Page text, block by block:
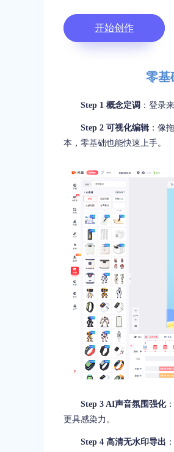
开始创作
零基
Step 1 概念定调 ：登录
Step 2 可视化编辑 ：像
本，零基础也能快速上手。
Step 3 AI声音氛围强化
更具感染力。
Step 4 高清无水印导出